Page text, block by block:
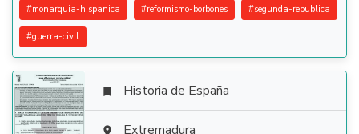
#monarquia-hispanica #reformismo-borbones #segunda-republica
#guerra-civil
 Historia de España
 Extremadura